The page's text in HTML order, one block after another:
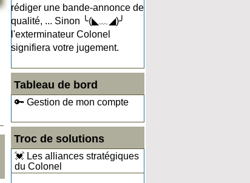
rédiger une bande-annonce de
qualité, ... Sinon ╰(◣﹏◢)╯
l'exterminateur Colonel
signifiera votre jugement.
Tableau de bord
🔑 Gestion de mon compte
Troc de solutions
💓 Les alliances stratégiques
du Colonel